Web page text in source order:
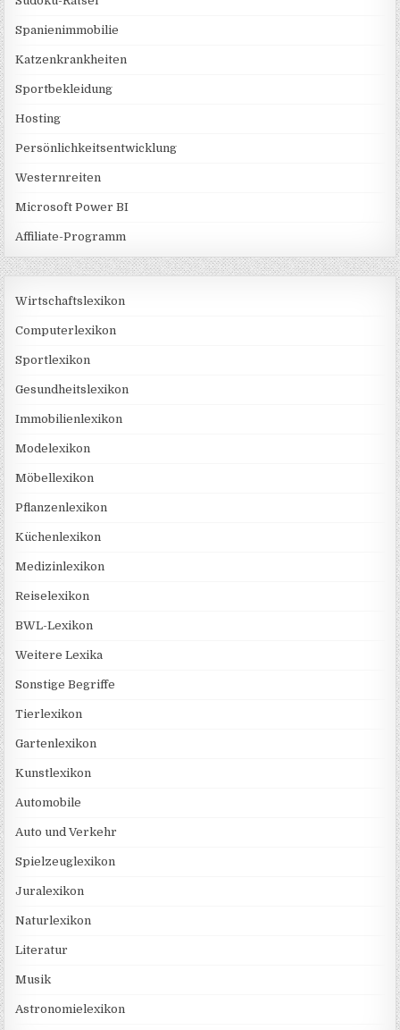
Spanienimmobilie
Katzenkrankheiten
Sportbekleidung
Hosting
Persönlichkeitsentwicklung
Westernreiten
Microsoft Power BI
Affiliate-Programm
Wirtschaftslexikon
Computerlexikon
Sportlexikon
Gesundheitslexikon
Immobilienlexikon
Modelexikon
Möbellexikon
Pflanzenlexikon
Küchenlexikon
Medizinlexikon
Reiselexikon
BWL-Lexikon
Weitere Lexika
Sonstige Begriffe
Tierlexikon
Gartenlexikon
Kunstlexikon
Automobile
Auto und Verkehr
Spielzeuglexikon
Juralexikon
Naturlexikon
Literatur
Musik
Astronomielexikon